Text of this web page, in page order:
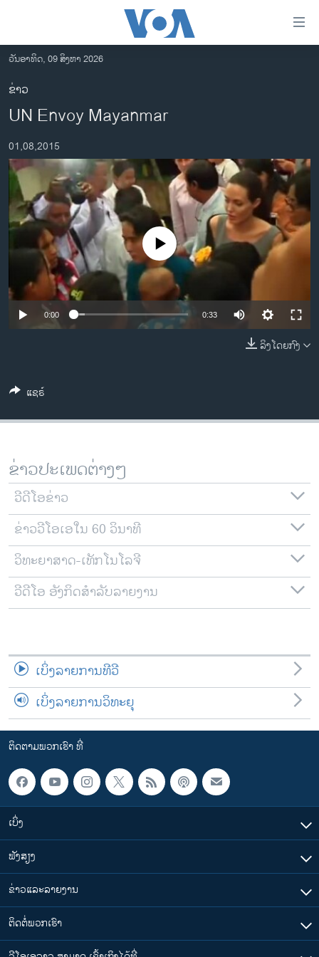
ເຂົ້າ
ຫາ
ຂ້າມ
ຂ້າມ
ໄປ
ຫາ
ຊອກ
ຄົ້ນ
ອາເມຣິກາ
ການເລືອກຕັ້ງ ປະທານາທີບໍດີ ສະຫະລັດ 2024
ຂ່າວ​ຈີນ
ໂລກ
ເອເຊຍ
ອິດສະຫຼະພາບດ້ານການຂ່າວ
ຊີວິດຊາວລາວ
ຊຸມຊົນຊາວລາວ
ວິທະຍາສາດ-ເທັກໂນໂລຈີ
ພາສາອັງກິດ
ລາຍການກະຈາຍສຽງ
ລາຍງານ
ຕິດຕາມພວກເຮົາ ທີ່
ພາສາຕ່າງໆ
ວັນອາທິດ, 09 ສິງຫາ 2026
ຂ່າວ
UN Envoy Mayanmar
01,08,2015
No media source currently available
0:00 0:33
ລິງໂດຍກົງ
ແຊຣ໌
ຂ່າວປະເພດຕ່າງໆ
ວີດີໂອຂ່າວ
ຂ່າວວີໂອເອໃນ 60 ວິນາທີ
ວິທະຍາສາດ-ເທັກໂນໂລຈີ
ວີດີໂອ ອັງກິດສຳລັບລາຍງານ
ເບິ່ງລາຍການທີວີ
ເບິ່ງລາຍການວິທະຍຸ
ຕິດຕາມພວກເຮົາ ທີ່
ເບິ່ງ
ຟັງສຽງ
ຂ່າວແລະລາຍງານ
ຕິດຕໍ່ພວກເຮົາ